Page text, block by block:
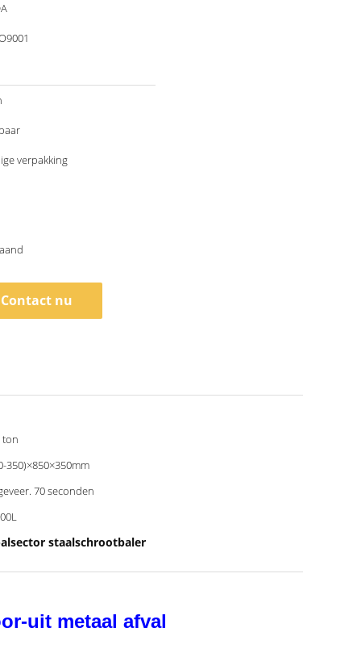
verpakking
Contact nu
ton
350)×850×350mm
70 seconden
staalschrootbaler
uit metaal afval